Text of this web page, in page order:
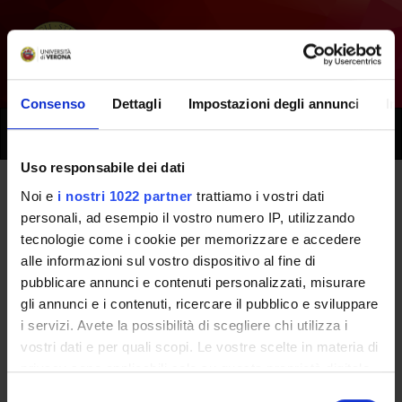
Consenso Dettagli Impostazioni degli annunci
Uso responsabile dei dati
Noi e i nostri 1022 partner trattiamo i vostri dati
personali, ad esempio il vostro numero IP, utilizzando
tecnologie come i cookie per memorizzare e accedere
alle informazioni sul vostro dispositivo al fine di
pubblicare annunci e contenuti personalizzati, misurare
gli annunci e i contenuti, ricercare il pubblico e sviluppare
i servizi. Avete la possibilità di scegliere chi utilizza i
vostri dati e per quali scopi. Le vostre scelte in materia di
privacy sono applicabili solo su questa proprietà digitale
Toggle
Tutti i prossimi seminari -
Fondamenti morfologici e
funzionali della vita [Matricole
dispari] - (2019/2020)
Home Didattica Seminari